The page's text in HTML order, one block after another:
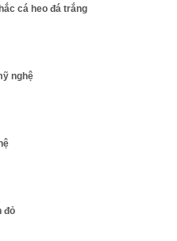
cá heo đá trắng
nghệ
đỏ